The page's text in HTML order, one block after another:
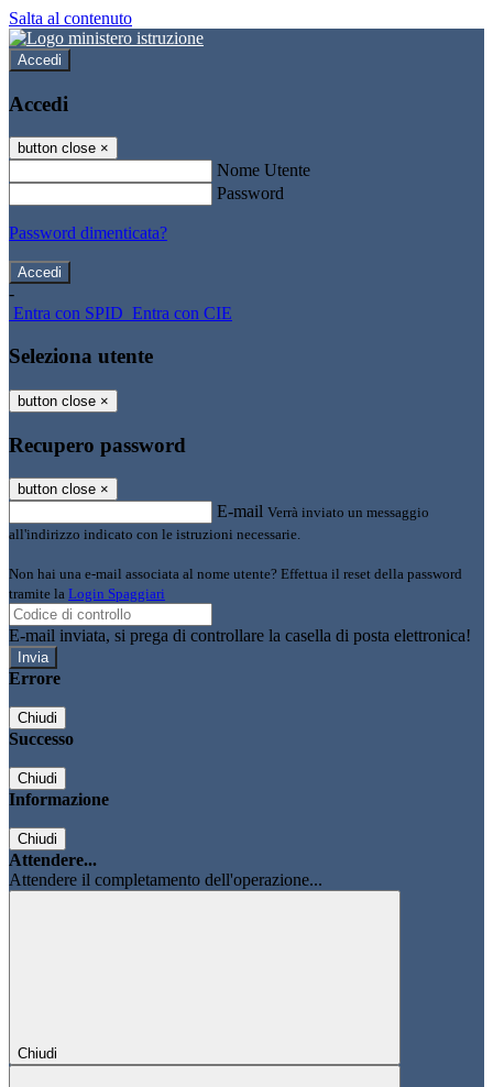
Salta al contenuto
Accedi
Accedi
button close ×
Nome Utente
Password
Password dimenticata?
-
Entra con SPID Entra con CIE
Seleziona utente
button close ×
Recupero password
button close ×
E-mail Verrà inviato un messaggio
all'indirizzo indicato con le istruzioni necessarie.
Non hai una e-mail associata al nome utente? Effettua il reset della password
tramite la Login Spaggiari
E-mail inviata, si prega di controllare la casella di posta elettronica!
Errore
Chiudi
Successo
Chiudi
Informazione
Chiudi
Attendere...
Attendere il completamento dell'operazione...
Chiudi